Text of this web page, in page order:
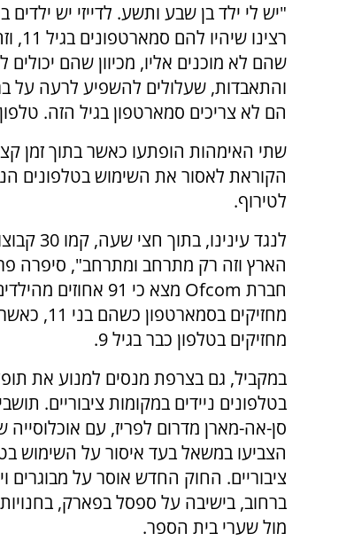
"יש לי ילד בן שבע ותשע. לדייזי יש
שהם לא מוכנים אליו, מכיוון שהם
והתאבדות, שעלולים להשפיע לרעה על
הם לא צריכים סמארטפון בגיל הזה.
שתי האימהות הופתעו כאשר בתוך זמן
הקוראת לאסור את השימוש בטלפונים
לטירוף.
לנגד
הארץ וזה רק מתרחב ומתרחב", סיפרה
חברת Ofcom
מצא כי 91 אחוזים
מחזיקים בטלפון כבר בגיל 9.
במקביל, גם בצרפת מנסים למנוע את
בטלפונים ניידים במקומות ציבוריים.
הצביעו במשאל בעד איסור על השימוש
ציבוריים. החוק החדש אוסר על מבוגרים
ברחוב, בישיבה על ספסל בפארק,
מול שערי בית הספר.